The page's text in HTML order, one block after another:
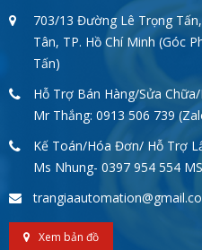
703/13 Đường Lê Trọng
Tân, TP. Hồ Chí Minh (Góc
Tấn)
Hỗ Trợ Bán Hàng/Sửa
Mr Thắng: 0913 506 739
Kế Toán/Hóa Đơn/ Hỗ Trợ
Ms Nhung- 0397 954 554
Xem bản đồ